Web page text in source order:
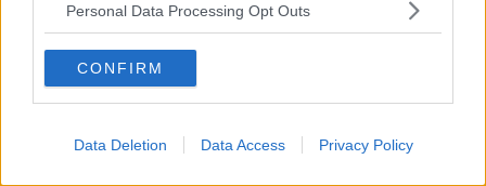
Personal Data Processing Opt Outs
CONFIRM
Data Deletion Data Access Privacy Policy
pazienti attraverso la luce con quella che ha proprio preso il nome
di terapia della luce.
Ma a livello casalingo l'attitudine melancolica ordinaria, per dir così,
si può contrastare con comportamenti virtuosi. Fare
lo sport è in grado di aumentare la produzione di endorfine
contrastando quindi in parte la minor produzione di serotonina da